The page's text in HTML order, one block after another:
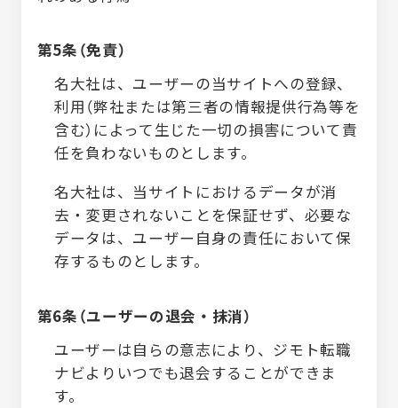
第5条（免責）
名大社は、ユーザーの当サイトへの登録、
利用（弊社または第三者の情報提供行為等を
含む）によって生じた一切の損害について責
任を負わないものとします。
名大社は、当サイトにおけるデータが消
去・変更されないことを保証せず、必要な
データは、ユーザー自身の責任において保
存するものとします。
第6条（ユーザーの退会・抹消）
ユーザーは自らの意志により、ジモト転職
ナビよりいつでも退会することができま
す。